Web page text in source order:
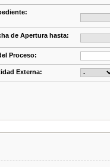
de Apertura hasta:
Proceso:
Externa: